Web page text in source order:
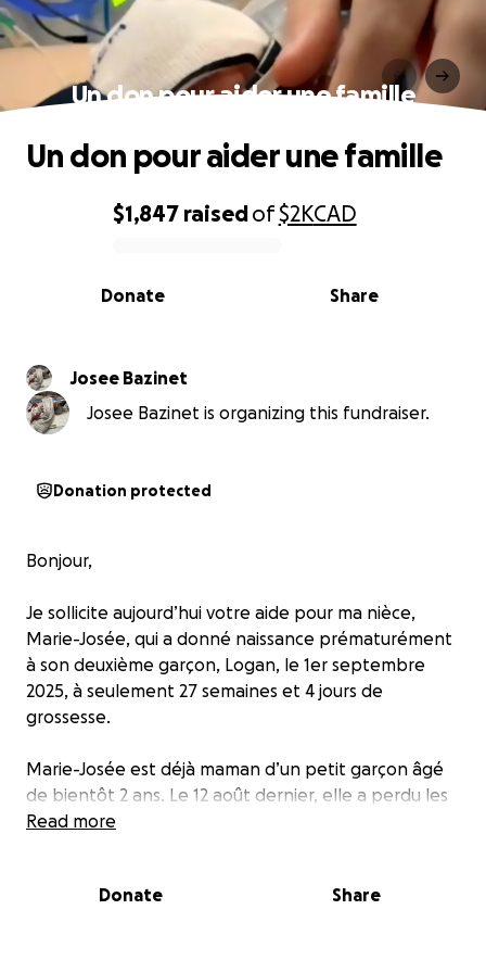
Un don pour aider une famille
0% complete
$1,847 raisedof$2KCAD
Share
Donate
Un don pour aider une famille
Josee Bazinet
Josee Bazinet is organizing this fundraiser.
Donation protected
Bonjour,
Je sollicite aujourd’hui votre aide pour ma nièce,
Marie-Josée, qui a donné naissance prématurément
à son deuxième garçon, Logan, le 1er septembre
2025, à seulement 27 semaines et 4 jours de
grossesse.
Marie-Josée est déjà maman d’un petit garçon âgé
de bientôt 2 ans. Le 12 août dernier, elle a perdu les
eaux et a dû être hospitalisée d’urgence. D’abord
à Sherbrooke, où elle est restée alitée afin d’assurer
Read more
Donate Share